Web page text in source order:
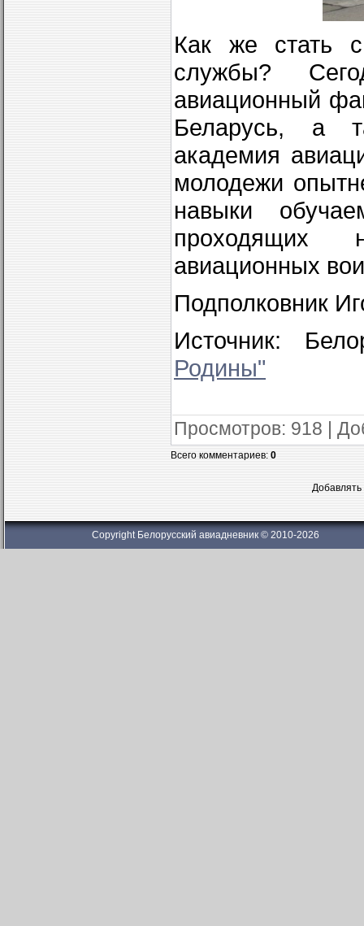
Как же стать
службы?
авиационный
Беларусь, а
академия
молодежи
навыки
проходящих
авиационных
Подполковник
Источник:
Родины"
Просмотров: 918 |
Всего комментариев:0
Добавлять
Copyright Белорусский авиадневник © 2010-2026